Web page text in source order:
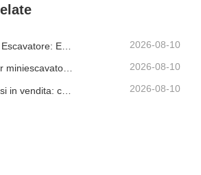
compatto deve essere abbastanza
2026-08-10
Parti e accessori per miniescavatore Rippa: guida completa alla sostituzione e all'aggiornamento 2026-08-10
2026-08-10